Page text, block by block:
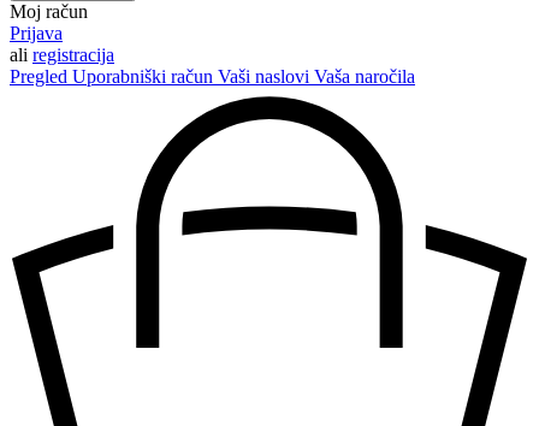
Moj račun
Prijava
ali registracija
Pregled Uporabniški račun Vaši naslovi Vaša naročila